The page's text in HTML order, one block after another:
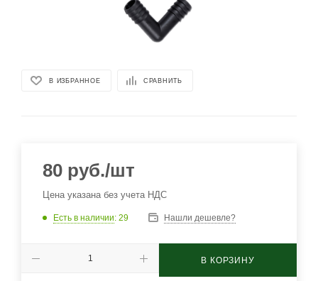
В ИЗБРАННОЕ СРАВНИТЬ
80 руб./шт
Цена указана без учета НДС
Есть в наличии: 29 Нашли дешевле?
В КОРЗИНУ